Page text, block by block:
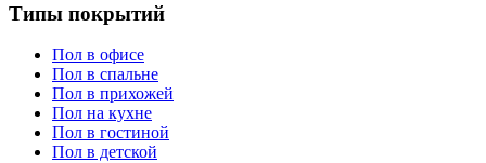
Типы покрытий
Пол в офисе
Пол в спальне
Пол в прихожей
Пол на кухне
Пол в гостиной
Пол в детской